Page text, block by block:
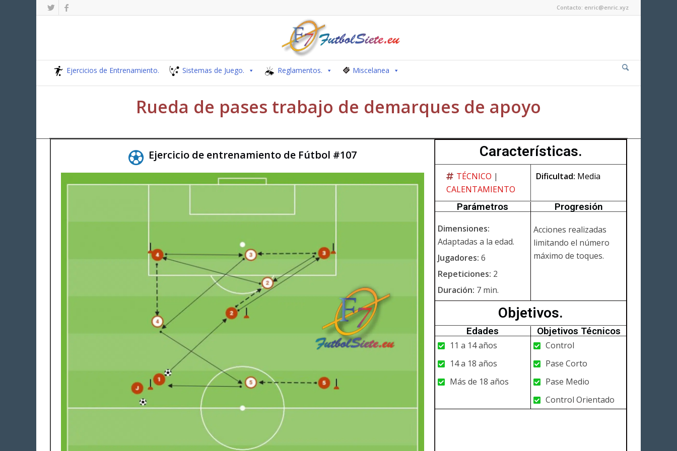
Contacto: enric@enric.xyz
Ejercicios de Entrenamiento. Sistemas de Juego. Reglamentos. Miscelanea
Rueda de pases trabajo de demarques de apoyo
Ejercicio de entrenamiento de Fútbol #107 Características.
TÉCNICO |
CALENTAMIENTO
Dificultad: Media
Parámetros
Dimensiones:
Adaptadas a la edad.
Jugadores: 6
Repeticiones: 2
Duración: 7 min.
Progresión
Acciones realizadas
limitando el número
máximo de toques.
Objetivos.
Edades
11 a 14 años
14 a 18 años
Más de 18 años
Objetivos Técnicos
Control
Pase Corto
Pase Medio
Control Orientado